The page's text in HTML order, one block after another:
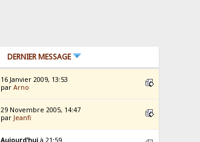
DERNIER MESSAGE
16 Janvier 2009, 13:53
parArno
29 Novembre 2005, 14:47
par Jeanfi